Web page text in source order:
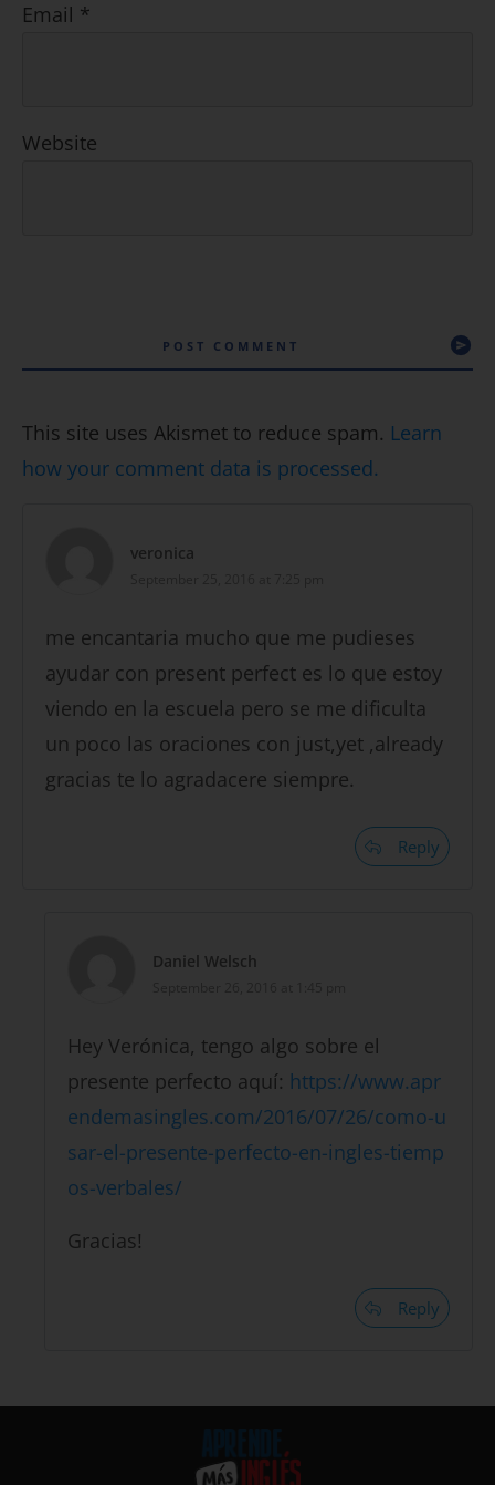
Email *
Website
POST COMMENT
This site uses Akismet to reduce spam. Learn
how your comment data is processed.
veronica
me encantaria mucho que me pudieses
ayudar con present perfect es lo que estoy
viendo en la escuela pero se me dificulta
un poco las oraciones con just,yet ,already
gracias te lo agradacere siempre.
Reply
Daniel Welsch
Hey Verónica, tengo algo sobre el
presente perfecto aquí: https://www.apr
endemasingles.com/2016/07/26/como-u
sar-el-presente-perfecto-en-ingles-tiemp
os-verbales/
Gracias!
Reply